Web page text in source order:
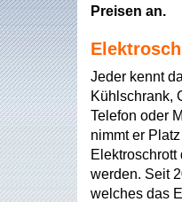
Preisen an.
Jeder kennt
Kühlschrank,
Telefon oder
nimmt er
werden. Seit
welches das